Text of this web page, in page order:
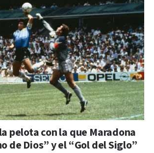
pelota con la que Maradona
de Dios” y el “Gol del Siglo”